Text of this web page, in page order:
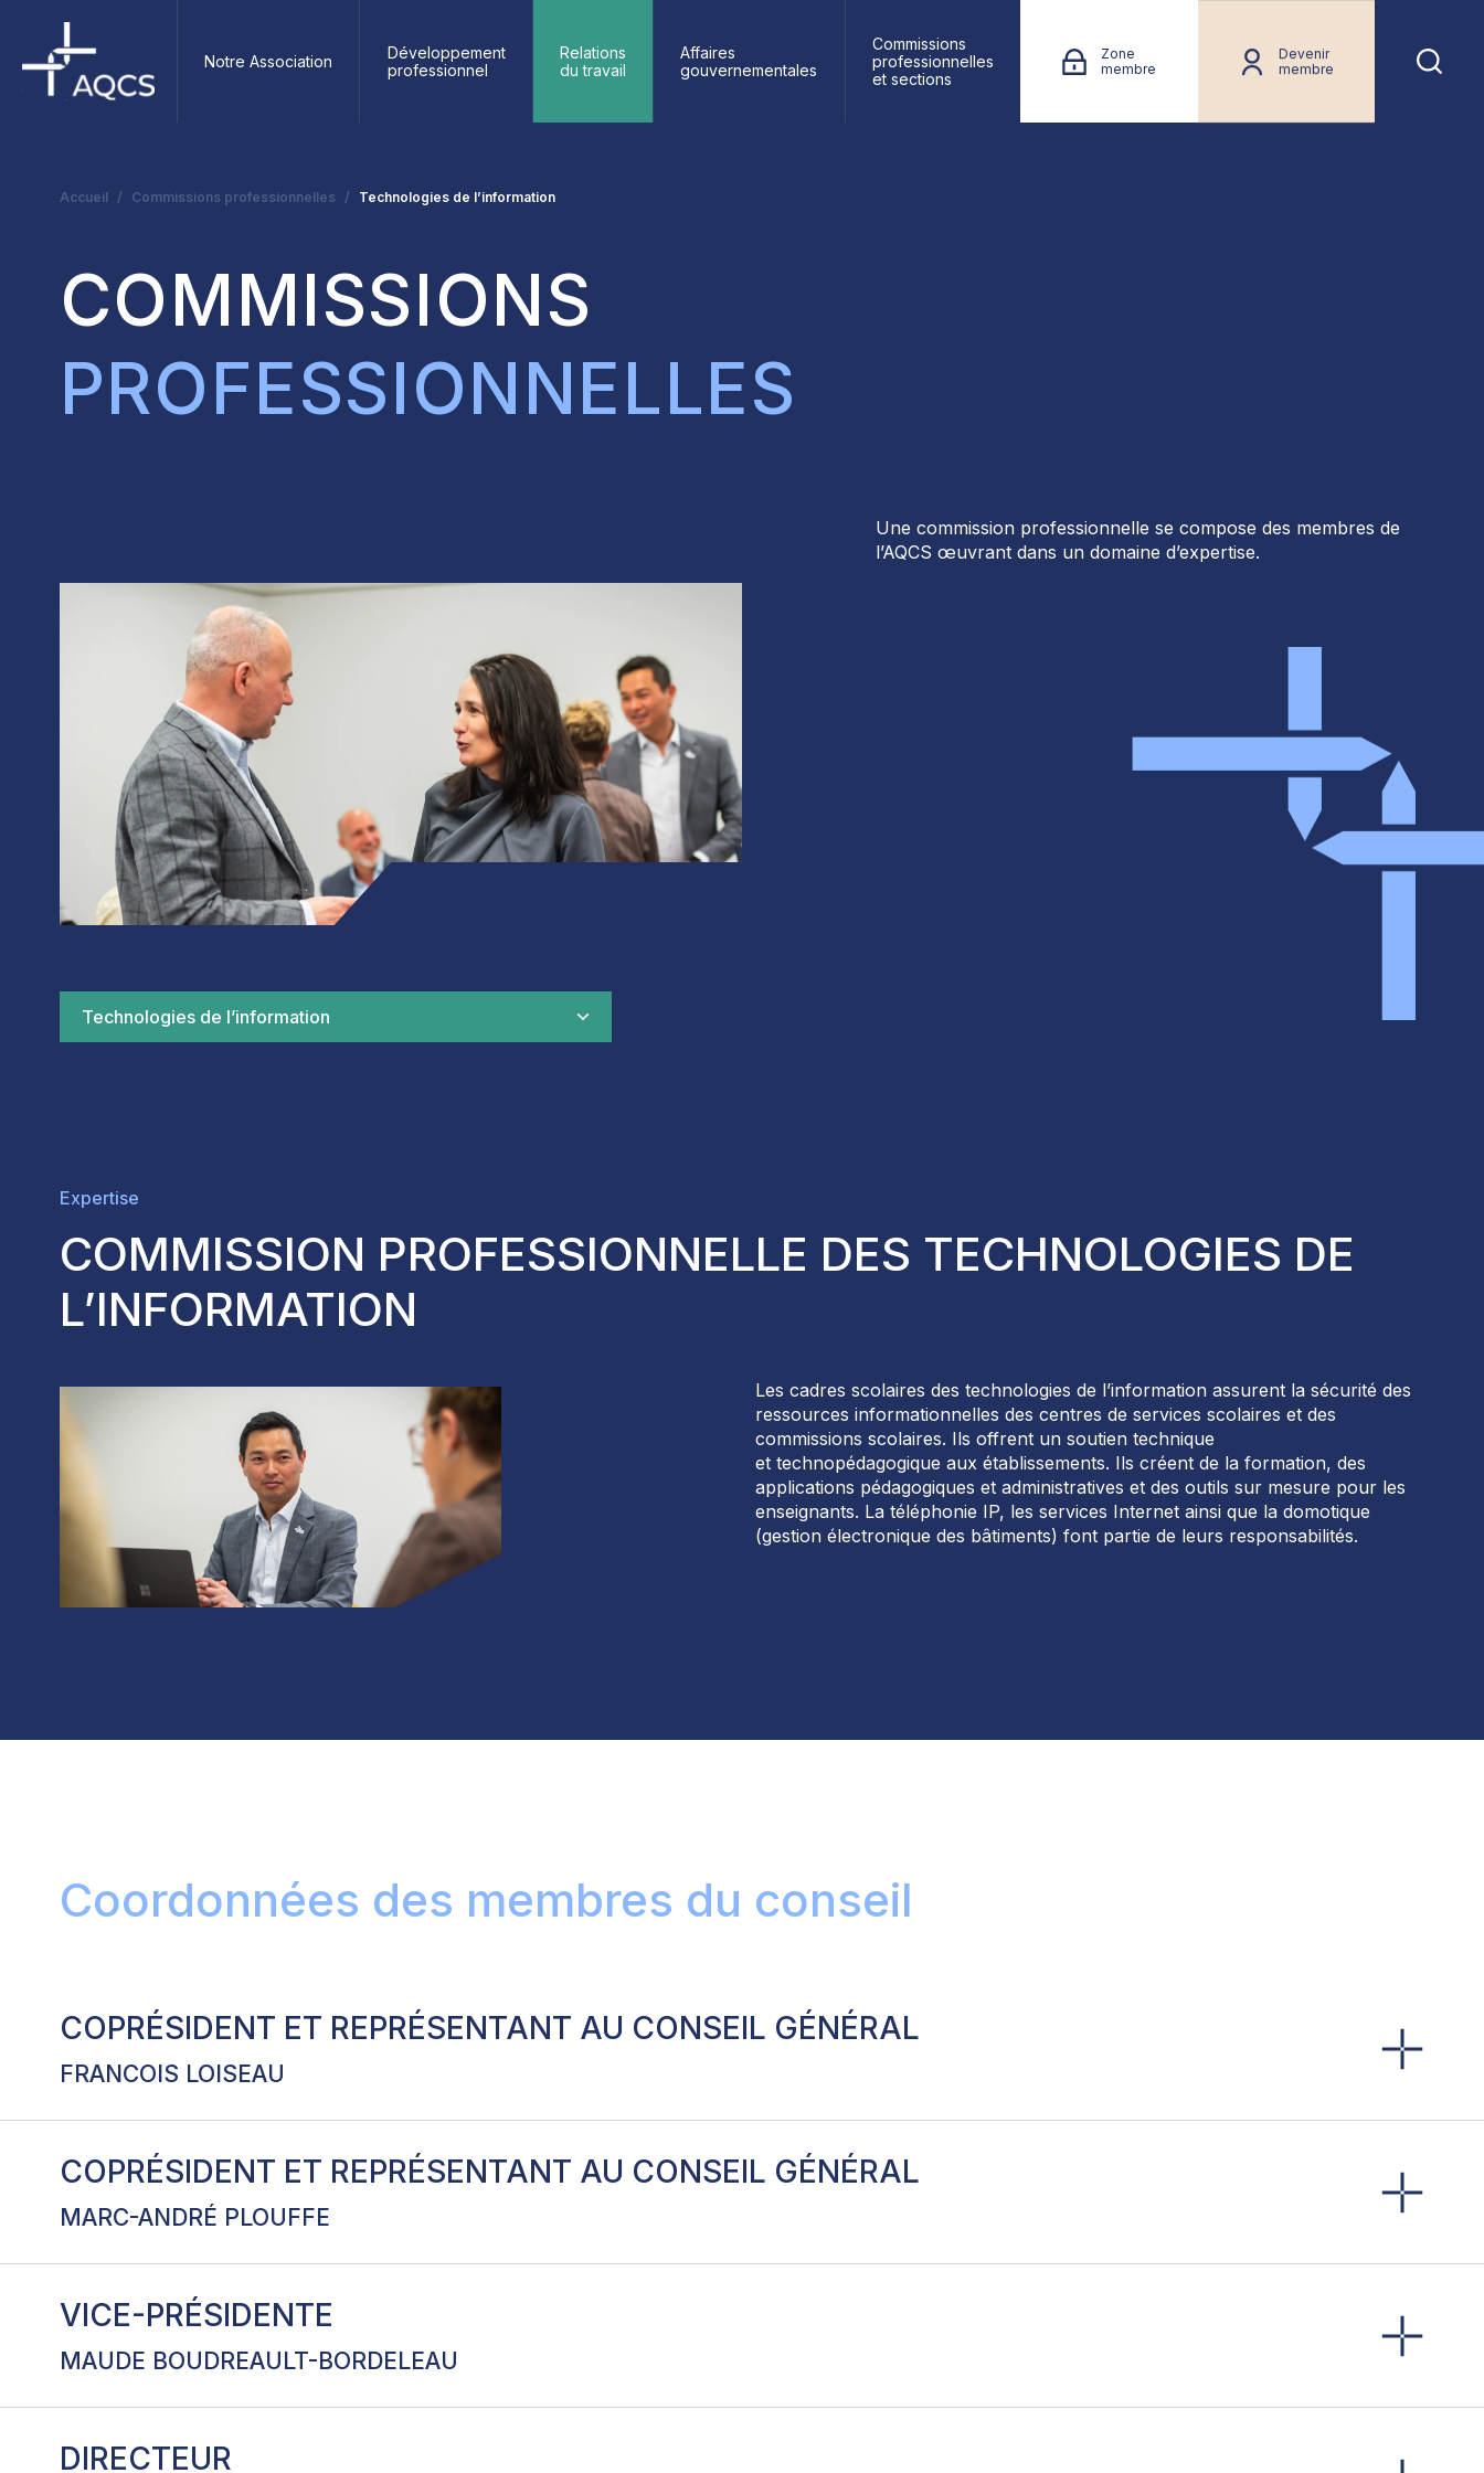
Notre Association
Développement
professionnel
Relations
du travail
Affaires
gouvernementales
Commissions
professionnelles
et sections
Zone
membre
Devenir
membre
Accueil Commissions professionnelles Technologies de l’information
COMMISSIONS
PROFESSIONNELLES
Technologies de l’information
Une commission professionnelle se compose des membres de
l’AQCS œuvrant dans un domaine d’expertise.
Expertise
COMMISSION PROFESSIONNELLE DES TECHNOLOGIES DE
L’INFORMATION
Les cadres scolaires des technologies de l’information assurent la sécurité des
ressources informationnelles des centres de services scolaires et des
commissions scolaires. Ils offrent un soutien technique
et technopédagogique aux établissements. Ils créent de la formation, des
applications pédagogiques et administratives et des outils sur mesure pour les
enseignants. La téléphonie IP, les services Internet ainsi que la domotique
(gestion électronique des bâtiments) font partie de leurs responsabilités.
Coordonnées des membres du conseil
COPRÉSIDENT ET REPRÉSENTANT AU CONSEIL GÉNÉRAL
FRANCOIS LOISEAU
Courriel
francois.loiseau@cssmi.qc.ca
Téléphone
COPRÉSIDENT ET REPRÉSENTANT AU CONSEIL GÉNÉRAL
MARC-ANDRÉ PLOUFFE
Courriel
marc.andre.plouffe@cssmb.gouv.qc.ca
514 887-8460
VICE-PRÉSIDENTE
MAUDE BOUDREAULT-BORDELEAU
DIRECTEUR